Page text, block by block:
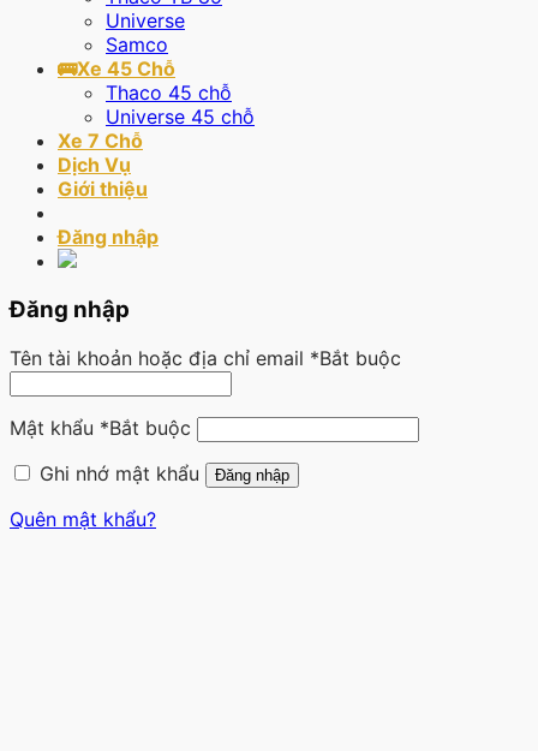
Universe
Samco
🚌Xe 45 Chỗ
Thaco 45 chỗ
Universe 45 chỗ
Xe 7 Chỗ
Dịch Vụ
Giới thiệu
Đăng nhập
Đăng nhập
Tên tài khoản hoặc địa chỉ email *Bắt buộc
Mật khẩu *Bắt buộc
Ghi nhớ mật khẩu
Đăng nhập
Quên mật khẩu?